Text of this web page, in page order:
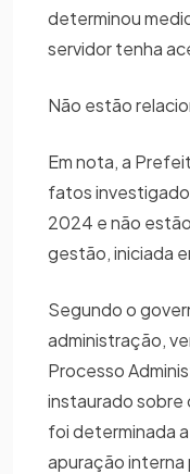
determinou
servidor tenha
Não estão
Em nota, a
fatos
2024 e não
gestão, iniciada
Segundo o
administração,
Processo
instaurado sobre
foi determinada
apuração